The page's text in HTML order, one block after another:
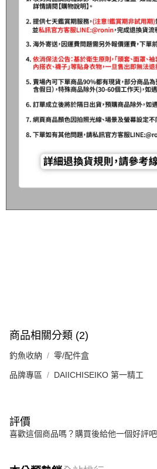
商品相關分類 (2)
釣魚收納 零/配件盒
品牌專區 DAIICHISEIKO 第一精工
評價
喜歡這個商品嗎？購買後給他一個好評吧